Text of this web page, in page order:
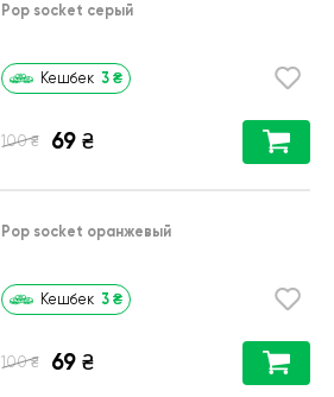
Pop socket серый
Кешбек 3 ₴
100 ₴ 69 ₴
Pop socket оранжевый
Кешбек 3 ₴
100 ₴ 69 ₴